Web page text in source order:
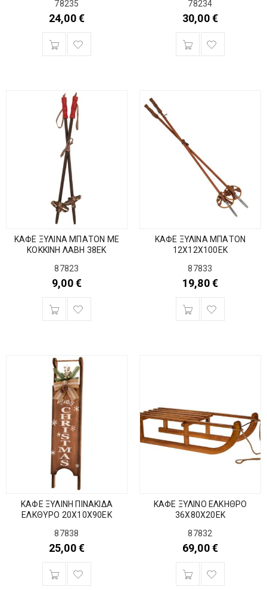
78235
24,00€
78234
30,00€
ΚΑΦΕ ΞΥΛΙΝΑ ΜΠΑΤΟΝ ΜΕ
ΚΟΚΚΙΝΗ ΛΑΒΗ 38ΕΚ
87823
9,00€
ΚΑΦΕ ΞΥΛΙΝΑ ΜΠΑΤΟΝ
12Χ12Χ100ΕΚ
87833
19,80€
ΚΑΦΕ ΞΥΛΙΝΗ ΠΙΝΑΚΙΔΑ
ΕΛΚΘΥΡΟ 20Χ10Χ90ΕΚ
87838
25,00€
ΚΑΦΕ ΞΥΛΙΝΟ ΕΛΚΗΘΡΟ
36Χ80Χ20ΕΚ
87832
69,00€